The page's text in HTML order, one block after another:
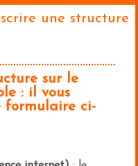
une structure
sur le
: il vous
formulaire ci-